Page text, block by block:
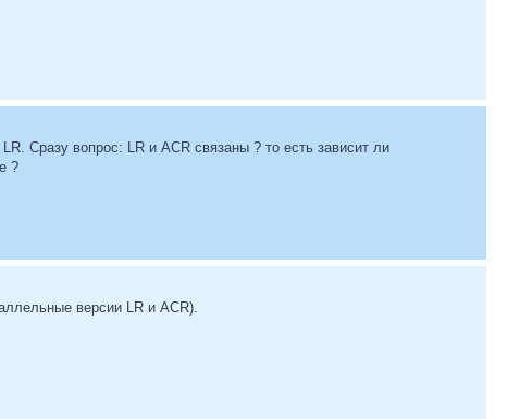
Сразу вопрос: LR и ACR связаны ? то есть зависит ли
?
версии LR и ACR).